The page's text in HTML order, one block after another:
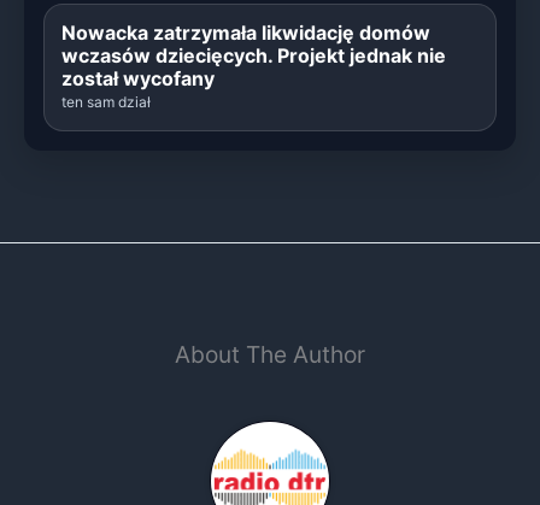
Nowacka zatrzymała likwidację domów
wczasów dziecięcych. Projekt jednak nie
został wycofany
ten sam dział
About The Author